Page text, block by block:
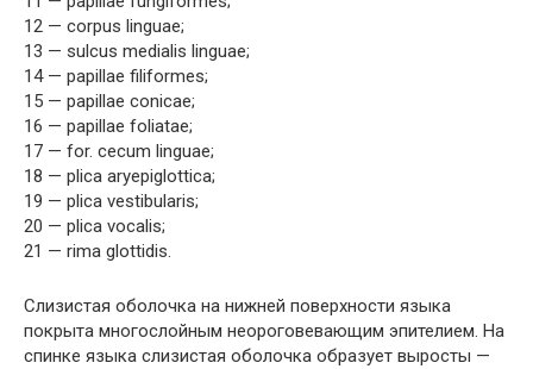
12 — corpus linguae;
13 — sulcus medialis linguae;
14 — papillae filiformes;
15 — papillae conicae;
16 — papillae foliatae;
17 — for. cecum linguae;
18 — plica aryepiglottica;
19 — plica vestibularis;
20 — plica vocalis;
21 — rima glottidis.
Слизистая оболочка на нижней поверхности языка
покрыта многослойным неороговевающим эпителием. На
спинке языка слизистая оболочка образует выросты —